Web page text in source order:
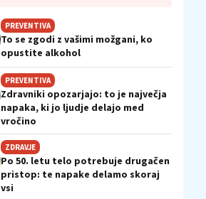
PREVENTIVA
To se zgodi z vašimi možgani, ko
opustite alkohol
PREVENTIVA
Zdravniki opozarjajo: to je največja
napaka, ki jo ljudje delajo med
vročino
ZDRAVJE
Po 50. letu telo potrebuje drugačen
pristop: te napake delamo skoraj
vsi